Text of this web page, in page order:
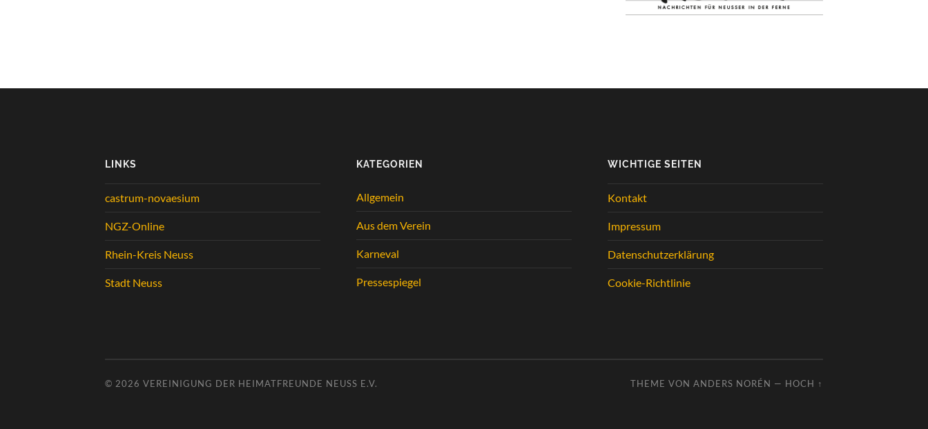
LINKS
castrum-novaesium
NGZ-Online
Rhein-Kreis Neuss
Stadt Neuss
KATEGORIEN
Allgemein
Aus dem Verein
Karneval
Pressespiegel
WICHTIGE SEITEN
Kontakt
Impressum
Datenschutzerklärung
Cookie-Richtlinie
© 2026 VEREINIGUNG DER HEIMATFREUNDE NEUSS E.V. THEME VON ANDERS NORÉN — HOCH ↑